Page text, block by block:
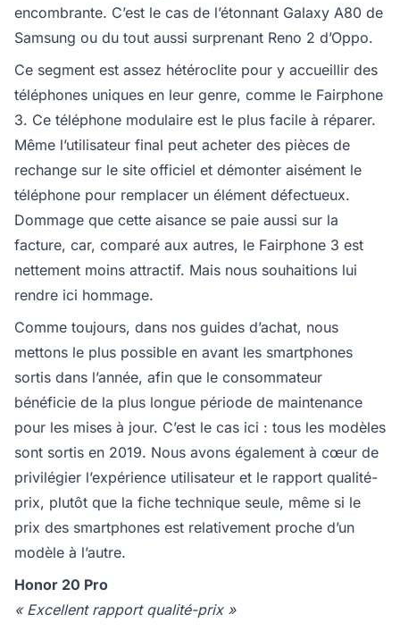
encombrante. C’est le cas de l’étonnant Galaxy A80 de
Samsung ou du tout aussi surprenant Reno 2 d’Oppo.
Ce segment est assez hétéroclite pour y accueillir des
téléphones uniques en leur genre, comme le Fairphone
3. Ce téléphone modulaire est le plus facile à réparer.
Même l’utilisateur final peut acheter des pièces de
rechange sur le site officiel et démonter aisément le
téléphone pour remplacer un élément défectueux.
Dommage que cette aisance se paie aussi sur la
facture, car, comparé aux autres, le Fairphone 3 est
nettement moins attractif. Mais nous souhaitions lui
rendre ici hommage.
Comme toujours, dans nos guides d’achat, nous
mettons le plus possible en avant les smartphones
sortis dans l’année, afin que le consommateur
bénéficie de la plus longue période de maintenance
pour les mises à jour. C’est le cas ici : tous les modèles
sont sortis en 2019. Nous avons également à cœur de
privilégier l’expérience utilisateur et le rapport qualité-
prix, plutôt que la fiche technique seule, même si le
prix des smartphones est relativement proche d’un
modèle à l’autre.
Honor 20 Pro
« Excellent rapport qualité-prix »